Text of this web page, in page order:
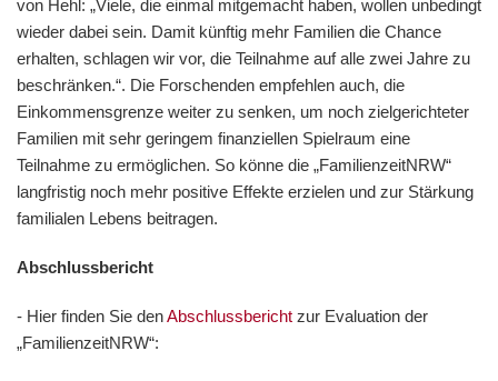
von Hehl: „Viele, die einmal mitgemacht haben, wollen unbedingt
wieder dabei sein. Damit künftig mehr Familien die Chance
erhalten, schlagen wir vor, die Teilnahme auf alle zwei Jahre zu
beschränken.“. Die Forschenden empfehlen auch, die
Einkommensgrenze weiter zu senken, um noch zielgerichteter
Familien mit sehr geringem finanziellen Spielraum eine
Teilnahme zu ermöglichen. So könne die „FamilienzeitNRW“
langfristig noch mehr positive Effekte erzielen und zur Stärkung
familialen Lebens beitragen.
Abschlussbericht
- Hier finden Sie denAbschlussbericht zur Evaluation der
„FamilienzeitNRW“: